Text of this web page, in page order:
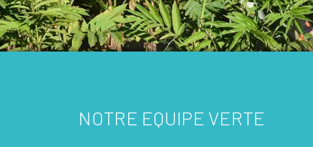
NOTRE EQUIPE VERTE